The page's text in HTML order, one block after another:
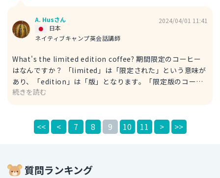
多くあります。 I do carpentry. 私は大工仕事をしていま
す。 I do landscaping. 私は造園の仕事をしています。
A. Husさん
ネイティブキャンプ英会話講師
日本
2024/04/01 11:41
What's the limited edition coffee? 期間限定のコーヒー
はなんですか？ 「limited」は「限定された」という意味が
あり、「edition」は「版」となります。「限定版のコーヒ
ー」ですので、「期間限定のコーヒー」と解釈することがで
「limited time」は「期間」が限定されていることが強調
商品の説明として使うことができます。
続きを読む
<< < 7 8 9 10 11 > >>
質問ランキング